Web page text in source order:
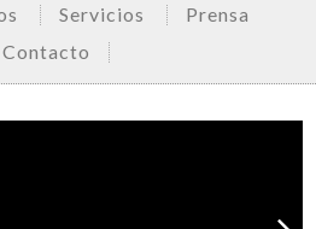
Servicios
Prensa
Contacto